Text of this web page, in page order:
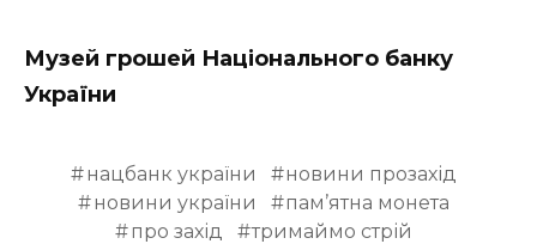
Музей грошей Національного банку
України
нацбанк україни
новини прозахід
новини україни
пам’ятна монета
про захід
тримаймо стрій